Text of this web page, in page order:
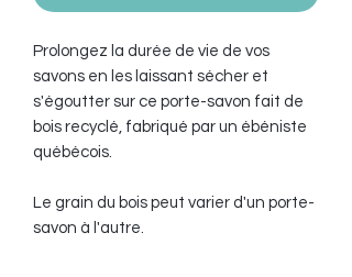
Prolongez la durée de vie de vos
savons en les laissant sécher et
s'égoutter sur ce porte-savon fait de
bois recyclé, fabriqué par un ébéniste
québécois.
Le grain du bois peut varier d'un porte-
savon à l'autre.